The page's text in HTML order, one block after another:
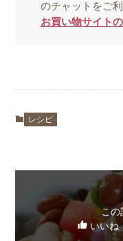
のチャットをご利
お買い物サイト
レシピ
この
いいね